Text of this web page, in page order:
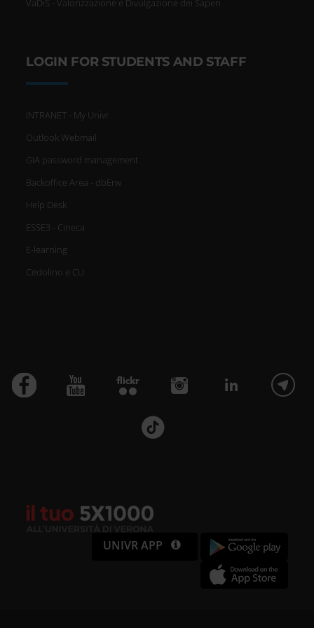
VaDiS - Valorizzazione e Divulgazione dei Saperi
LOGIN FOR STUDENTS AND STAFF
INTRANET - My Univr
Outlook Webmail
GIA password management
Backoffice Area - dbErw
Help Desk
ESSE3 - Cineca
E-learning
Cedolino e CU
UNIVR APP